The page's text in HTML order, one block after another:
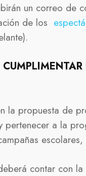
un correo de
de los
la propuesta de
a la
contar con